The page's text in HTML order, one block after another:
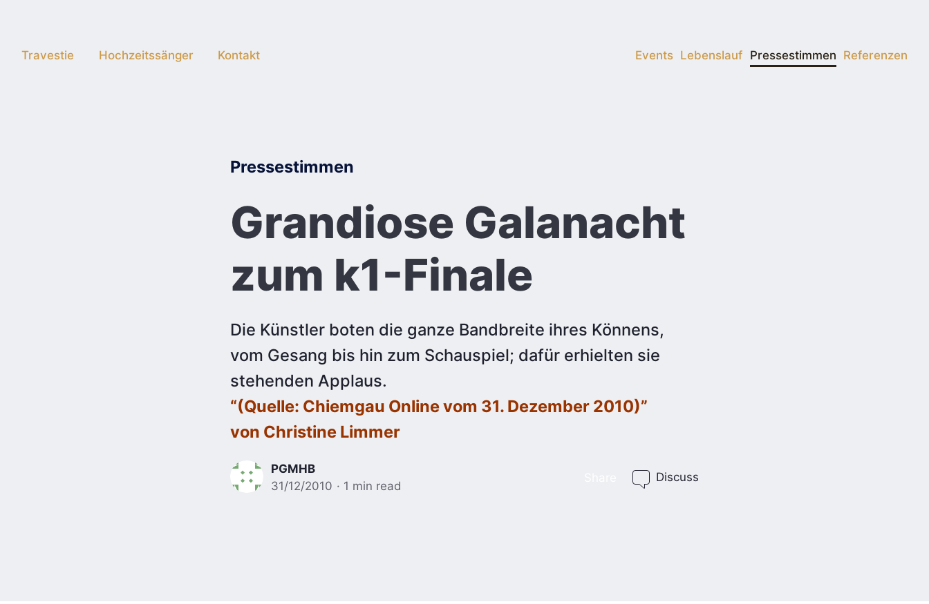
Travestie Hochzeitssänger Kontakt Events Lebenslauf Pressestimmen Referenzen
Posted
Pressestimmen
Grandiose Galanacht
zum k1-Finale
Die Künstler boten die ganze Bandbreite ihres Könnens,
vom Gesang bis hin zum Schauspiel; dafür erhielten sie
stehenden Applaus.
“(Quelle: Chiemgau Online vom 31. Dezember 2010)”
von Christine Limmer
PGMHB
31/12/2010
1 min read
Discuss